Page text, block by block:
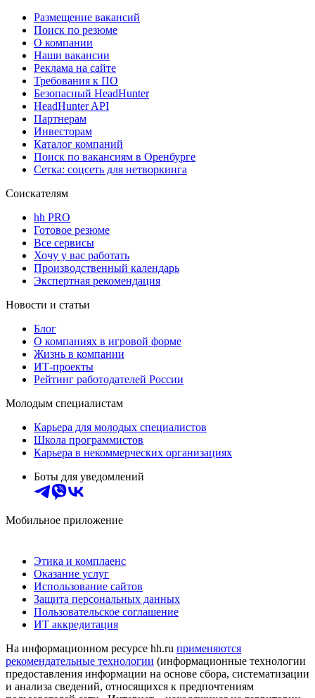
Размещение вакансий
Поиск по резюме
О компании
Наши вакансии
Реклама на сайте
Требования к ПО
Безопасный HeadHunter
HeadHunter API
Партнерам
Инвесторам
Каталог компаний
Поиск по вакансиям в Оренбурге
Сетка: соцсеть для нетворкинга
Соискателям
hh PRO
Готовое резюме
Все сервисы
Хочу у вас работать
Производственный календарь
Экспертная рекомендация
Новости и статьи
Блог
О компаниях в игровой форме
Жизнь в компании
ИТ-проекты
Рейтинг работодателей России
Молодым специалистам
Карьера для молодых специалистов
Школа программистов
Карьера в некоммерческих организациях
Боты для уведомлений
Мобильное приложение
Этика и комплаенс
Оказание услуг
Использование сайтов
Защита персональных данных
Пользовательское соглашение
ИТ аккредитация
На информационном ресурсе hh.ru применяются
рекомендательные технологии (информационные технологии
предоставления информации на основе сбора, систематизации
и анализа сведений, относящихся к предпочтениям